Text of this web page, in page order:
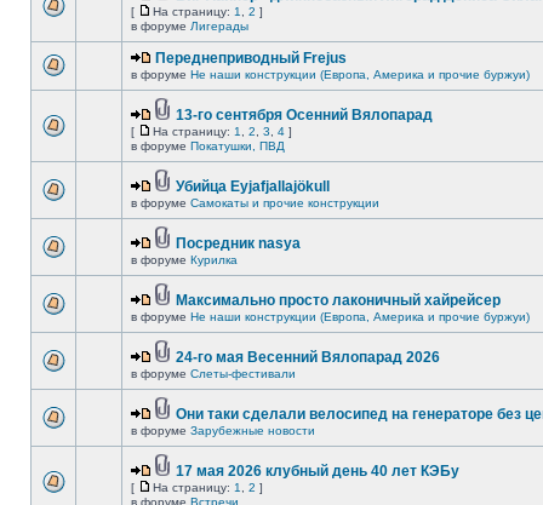
[ На страницу: 1 2 ]
в форуме Лигерады
Переднеприводный Frejus
в форуме Не наши конструкции (Европа, Америка и прочие буржуи)
13-го сентября Осенний Вялопарад
[ На страницу: 1 2 3 4 ]
в форуме Покатушки, ПВД
Убийца Eyjafjallajökull
в форуме Самокаты и прочие конструкции
Посредник nasya
в форуме Курилка
Максимально просто лаконичный хайрейсер
в форуме Не наши конструкции (Европа, Америка и прочие буржуи)
24-го мая Весенний Вялопарад 2026
в форуме Слеты-фестивали
Они таки сделали велосипед на генераторе без
в форуме Зарубежные новости
17 мая 2026 клубный день 40 лет КЭБу
[ На страницу: 1 2 ]
в форуме Встречи